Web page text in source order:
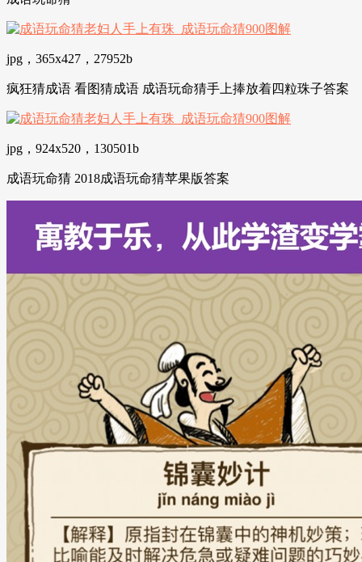
jpg，365x427，27952b
疯狂猜成语 看图猜成语 成语玩命猜手上捧放着四粒珠子答案
jpg，924x520，130501b
成语玩命猜 2018成语玩命猜苹果版答案